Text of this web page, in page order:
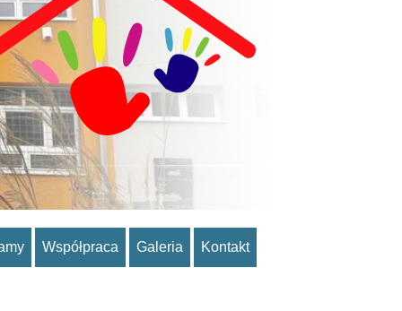
Współpraca Galeria Kontakt